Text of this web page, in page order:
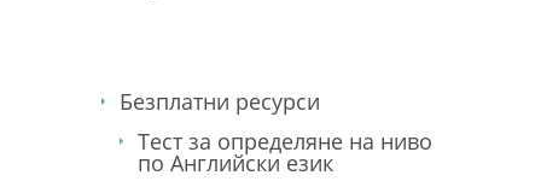
Безплатни ресурси
Тест за определяне на ниво
по Английски език